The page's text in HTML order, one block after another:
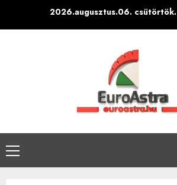
2026.augusztus.06. csütörtök.
Primary
Menu